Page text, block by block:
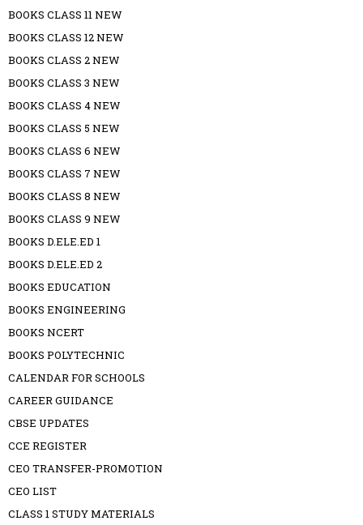
BOOKS CLASS 11 NEW
BOOKS CLASS 12 NEW
BOOKS CLASS 2 NEW
BOOKS CLASS 3 NEW
BOOKS CLASS 4 NEW
BOOKS CLASS 5 NEW
BOOKS CLASS 6 NEW
BOOKS CLASS 7 NEW
BOOKS CLASS 8 NEW
BOOKS CLASS 9 NEW
BOOKS D.ELE.ED 1
BOOKS D.ELE.ED 2
BOOKS EDUCATION
BOOKS ENGINEERING
BOOKS NCERT
BOOKS POLYTECHNIC
CALENDAR FOR SCHOOLS
CAREER GUIDANCE
CBSE UPDATES
CCE REGISTER
CEO TRANSFER-PROMOTION
CEO LIST
CLASS 1 STUDY MATERIALS